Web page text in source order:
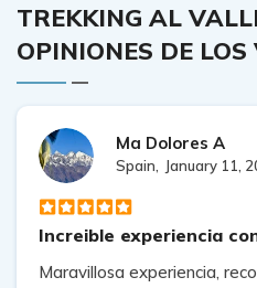
TREKKING AL
OPINIONES DE LOS
Ma Dolores A
Spain, January 11,
Increible experiencia
Maravillosa experiencia,